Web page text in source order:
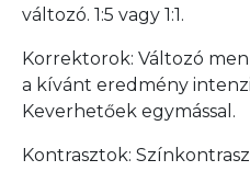
változó. 1:5 vagy 1:1.
Korrektorok: Változó
a kívánt eredmény
Keverhetőek egymással.
Kontrasztok: